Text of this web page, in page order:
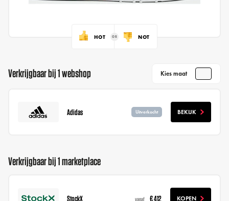
HOT NOT
Verkrijgbaar bij 1 webshop Kies maat
Adidas Uitverkocht BEKIJK
Verkrijgbaar bij 1 marketplace
StockX vanaf € 412 KOPEN